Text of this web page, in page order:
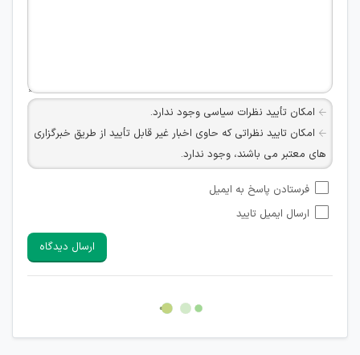
امکان تأیید نظرات سیاسی وجود ندارد.
امکان تایید نظراتی که حاوی اخبار غیر قابل تأیید از طریق خبرگزاری
های معتبر می باشند، وجود ندارد.
شبکه های مجازی ارتباطی می باشند وجود ندارد.
امکان تأیید نظرات کاربرانی که به هر طریقی قصد مأیوس کردن
هرگونه تحریک، تحقیر و کنایه به سایر افراد (مسئول و غیر مسئول)
غیر مجاز می باشد.
امکان هماهنگی برای هرگونه ملاقات حضوری چه به صورت دسته
فرستادن پاسخ به ایمیل
ارسال ایمیل تایید
ارسال دیدگاه